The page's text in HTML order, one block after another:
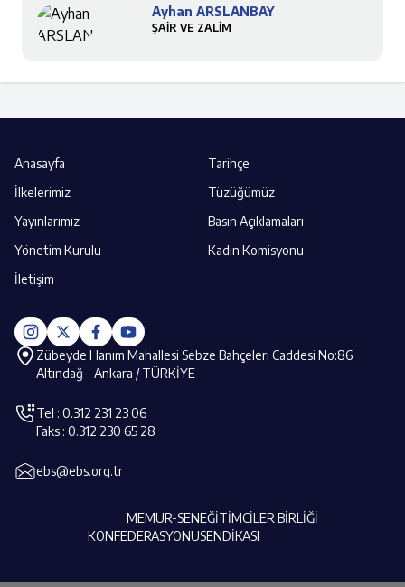
Ayhan ARSLANBAY
ŞAİR VE ZALİM
Anasayfa
Tarihçe
İlkelerimiz
Tüzüğümüz
Yayınlarımız
Basın Açıklamaları
Yönetim Kurulu
Kadın Komisyonu
İletişim
MEMUR-SEN
KONFEDERASYONU
EĞİTİMCİLER BİRLİĞİ
SENDİKASI
Zübeyde Hanım Mahallesi Sebze Bahçeleri Caddesi No:86
Altındağ - Ankara / TÜRKİYE
Tel : 0.312 231 23 06
Faks : 0.312 230 65 28
ebs@ebs.org.tr